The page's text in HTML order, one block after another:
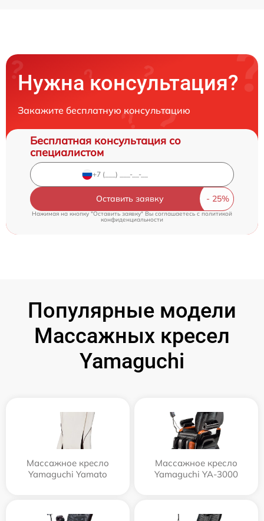
Нужна консультация?
Закажите бесплатную консультацию
Бесплатная консультация со
специалистом
Оставить заявку
Нажимая на кнопку "Оставить заявку" Вы соглашаетесь cполитикой
конфиденциальности
Популярные модели
Массажных кресел
Yamaguchi
Массажное кресло
Yamaguchi Yamato
Массажное кресло
Yamaguchi YA-3000